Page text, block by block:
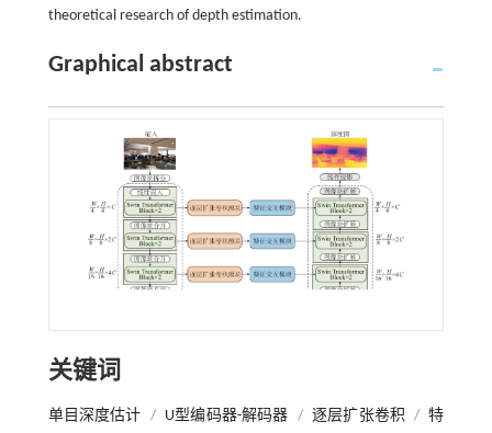
theoretical research of depth estimation.
Graphical abstract
关键词
单目深度估计 / U型编码器-解码器 / 逐层扩张卷积 / 特